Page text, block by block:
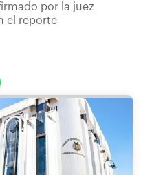
por la juez
el reporte